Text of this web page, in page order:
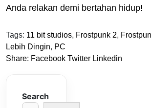
Anda relakan demi bertahan hidup!
Tags: 11 bit studios, Frostpunk 2,
Lebih Dingin, PC
Share: Facebook Twitter Linkedin
Search